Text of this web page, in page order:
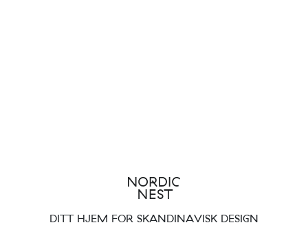
DITT HJEM FOR SKANDINAVISK DESIGN